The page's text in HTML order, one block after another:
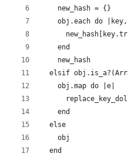
    new_hash = {}
obj.each do |key,
    end
    new_hash
elsif
    obj.map do |e|
    end
  else
    obj
  end